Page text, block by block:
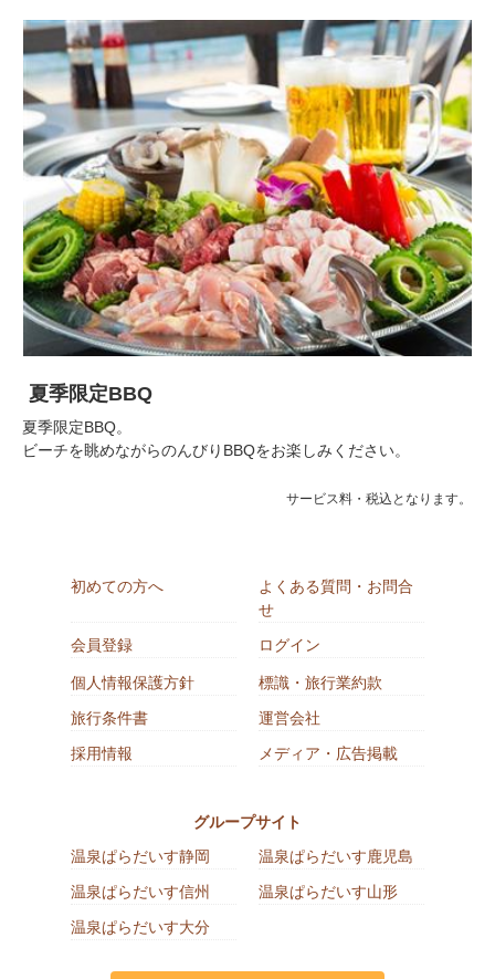
夏季限定BBQ
夏季限定BBQ。
ビーチを眺めながらのんびりBBQをお楽しみください。
サービス料・税込となります。
初めての方へ
よくある質問・お問合
せ
会員登録
ログイン
個人情報保護方針
標識・旅行業約款
旅行条件書
運営会社
採用情報
メディア・広告掲載
グループサイト
温泉ぱらだいす静岡
温泉ぱらだいす鹿児島
温泉ぱらだいす信州
温泉ぱらだいす山形
温泉ぱらだいす大分